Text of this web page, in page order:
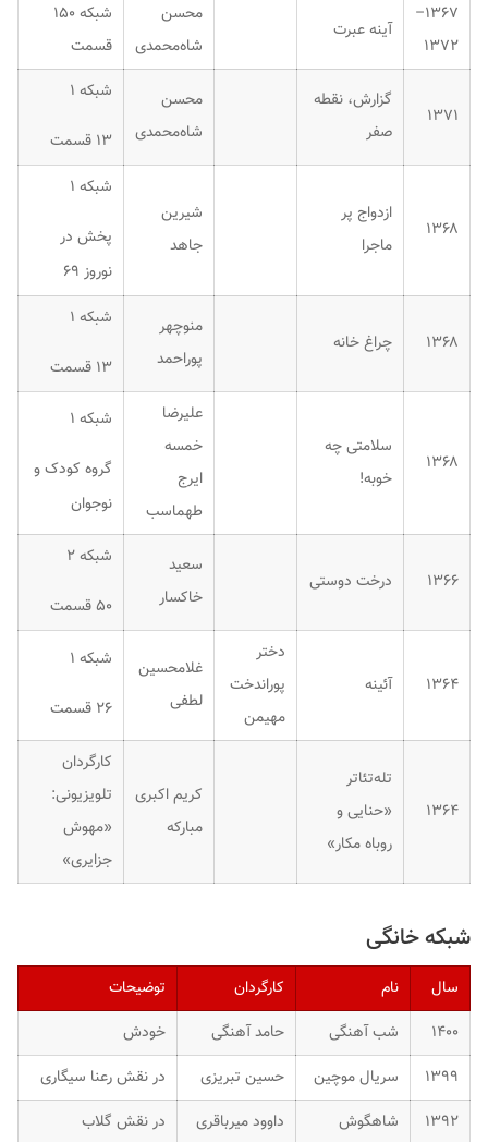
۱۳۶۷–
۱۳۷۲
آینه عبرت
محسن
شاه‌محمدی
شبکه ۱۵۰
قسمت
۱۳۷۱
گزارش، نقطه
صفر
محسن
شاه‌محمدی
شبکه ۱
۱۳ قسمت
۱۳۶۸
ازدواج پر
ماجرا
شیرین
جاهد
شبکه ۱
پخش در
نوروز ۶۹
۱۳۶۸ چراغ خانه
منوچهر
پوراحمد
شبکه ۱
۱۳ قسمت
۱۳۶۸
سلامتی چه
خوبه!
علیرضا
خمسه
ایرج
طهماسب
شبکه ۱
گروه کودک و
نوجوان
۱۳۶۶ درخت دوستی
سعید
خاکسار
شبکه ۲
۵۰ قسمت
۱۳۶۴ آئینه
دختر
پوراندخت
مهیمن
غلامحسین
لطفی
شبکه ۱
۲۶ قسمت
۱۳۶۴
تله‌تئاتر
«حنایی و
روباه مکار»
کریم اکبری
مبارکه
کارگردان
تلویزیونی:
«مهوش
جزایری»
شبکه خانگی
سال نام کارگردان
توضیحات
۱۴۰۰
شب آهنگی حامد آهنگی
خودش
۱۳۹۹
سریال موچین حسین تبریزی
در نقش رعنا سیگاری
۱۳۹۲
شاهگوش داوود میرباقری در نقش گلاب